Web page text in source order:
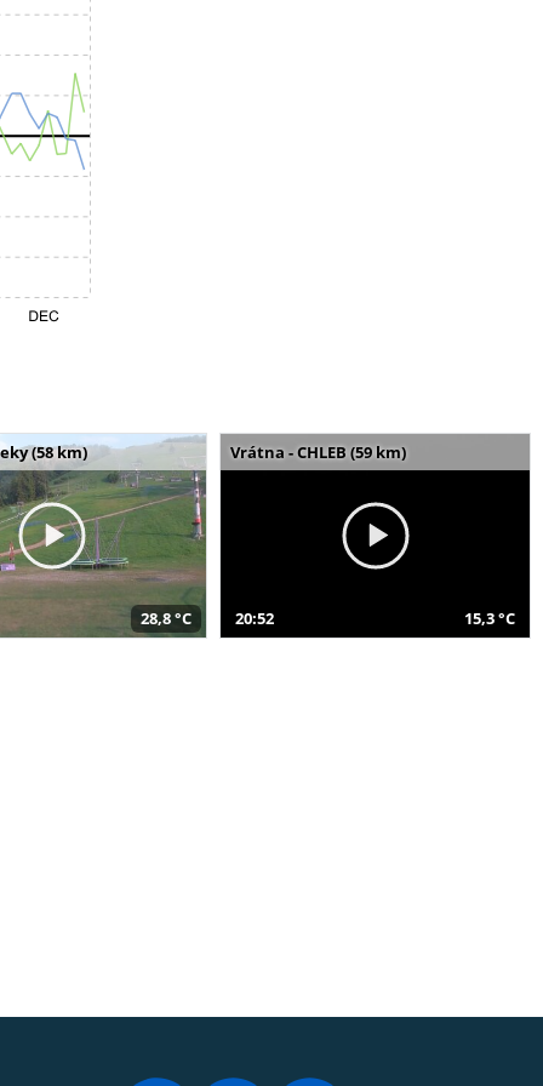
(58 km)
28,8 °C
Vrátna - CHLEB (59 km)
20:52 15,3 °C